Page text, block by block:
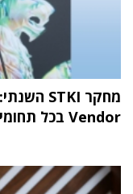
Vendor בכל תחומי שוק ה-IT